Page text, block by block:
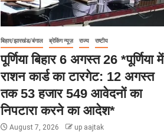
बिहार/झारखंड/बंगाल ब्रेकिंग न्यूज़ राज्य राष्टीय
पूर्णिया बिहार 6 अगस्त 26 *पूर्णिया में
राशन कार्ड का टारगेट: 12 अगस्त
तक 53 हजार 549 आवेदनों का
निपटारा करने का आदेश*
August 7, 2026 up aajtak